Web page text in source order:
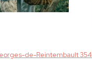
de-Reintembault